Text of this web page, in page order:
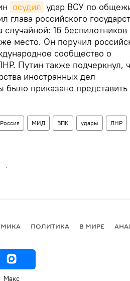
осудил удар ВСУ по
глава российского
16 беспилотников
место. Он поручил
сообщество о
Путин также подчеркнул,
иностранных дел
приказано представить
Россия МИД ВПК удары ЛНР
ПОЛИТИКА В МИРЕ
Макс